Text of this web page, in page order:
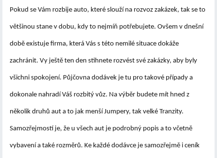
Pokud se Vám rozbije auto, které slouží na rozvoz zakázek, tak se to
většinou stane v dobu, kdy to nejmíň potřebujete. Ovšem v dnešní
době existuje firma, která Vás s této nemilé situace dokáže
zachránit. Vy ještě ten den stihnete rozvést své zakázky, aby byly
všichni spokojení. Půjčovna dodávek je tu pro takové případy a
dokonale nahradí Váš rozbitý vůz. Na výběr budete mít hned z
několik druhů aut a to jak menší Jumpery, tak velké Tranzity.
Samozřejmostí je, že u všech aut je podrobný popis a to včetně
vybavení a také rozměrů. Ke každé dodávce je samozřejmě i ceník